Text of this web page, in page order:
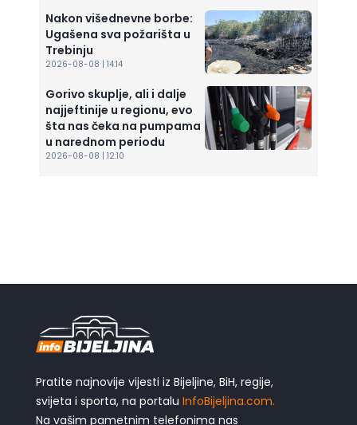
Nakon višednevne borbe:
Ugašena sva požarišta u
Trebinju
2026-08-08 | 14:14
Gorivo skuplje, ali i dalje
najjeftinije u regionu, evo
šta nas čeka na pumpama
u narednom periodu
2026-08-08 | 12:10
Pratite najnovije vijesti iz Bijeljine, BiH, regije,
svijeta i sporta, na portalu InfoBijeljina.com.
Na vašim pametnim telefonima nas